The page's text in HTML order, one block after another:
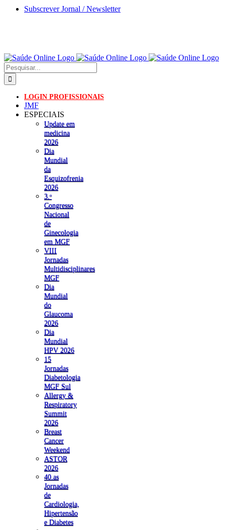
Skip
Subscrever Jornal / Newsletter
Pesquisar
LOGIN PROFISSIONAIS
JMF
ESPECIAIS
Update em
medicina
2026
Dia
Mundial
da
Esquizofrenia
2026
3.ᵒ
Congresso
Nacional
de
Ginecologia
em MGF
VIII
Jornadas
Multidisciplinares
MGF
Dia
Mundial
do
Glaucoma
2026
Dia
Mundial
HPV 2026
15
Jornadas
Diabetologia
MGF Sul
Allergy &
Respiratory
Summit
2026
Breast
Cancer
Weekend
ASTOR
2026
40.as
Jornadas
de
Cardiologia,
Hipertensão
e Diabetes